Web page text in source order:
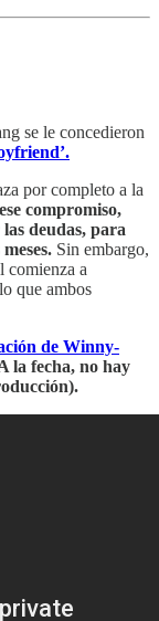
se le concedieron
por completo a la
compromiso,
deudas, para
Sin embargo,
comienza a
que ambos
de Winny-
la fecha, no hay